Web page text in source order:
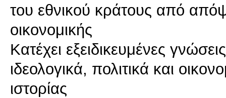
του εθνικού κράτους από
οικονομικής
Κατέχει εξειδικευμένες
ιδεολογικά, πολιτικά και
ιστορίας